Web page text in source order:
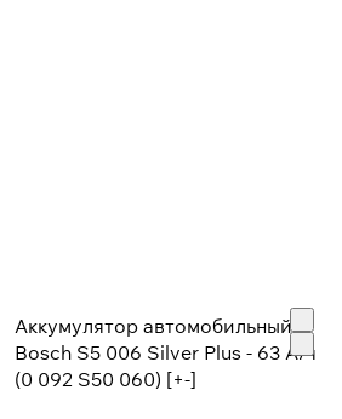
Аккумулятор автомобильный
Bosch S5 006 Silver Plus - 63 А/ч
(0 092 S50 060) [+-]